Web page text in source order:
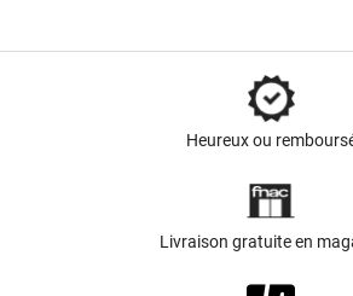
Heureux ou
Livraison gratuite en